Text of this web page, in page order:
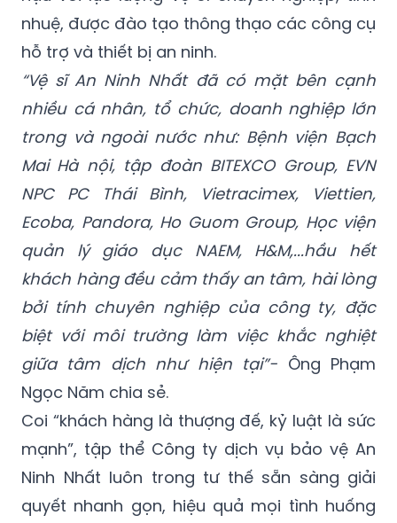
Hiện, công ty sở hữu đội ngũ nhân sự hùng
hậu với lực lượng vệ sĩ chuyên nghiệp, tinh
nhuệ, được đào tạo thông thạo các công cụ
hỗ trợ và thiết bị an ninh.
“Vệ sĩ An Ninh Nhất đã có mặt bên cạnh
nhiều cá nhân, tổ chức, doanh nghiệp lớn
trong và ngoài nước như: Bệnh viện Bạch
Mai Hà nội, tập đoàn BITEXCO Group, EVN
NPC PC Thái Bình, Vietracimex, Viettien,
Ecoba, Pandora, Ho Guom Group, Học viện
quản lý giáo dục NAEM, H&M,...hầu hết
khách hàng đều cảm thấy an tâm, hài lòng
bởi tính chuyên nghiệp của công ty, đặc
biệt với môi trường làm việc khắc nghiệt
giữa tâm dịch như hiện tại”-Ông Phạm
Ngọc Năm chia sẻ.
Coi “khách hàng là thượng đế, kỷ luật là sức
mạnh”, tập thể Công ty dịch vụ bảo vệ An